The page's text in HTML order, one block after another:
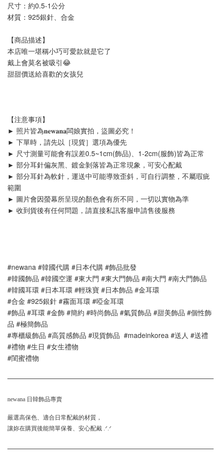
尺寸：約0.5-1公分
材質：925銀針、合金
【商品描述】
本店唯一堪稱小巧可愛款就是它了
戴上會莫名被吸引😂
甜甜價送給喜歡的女孩兒
【注意事項】
► 照片皆為𝐧𝐞𝐰𝐚𝐧𝐚闆娘實拍，盜圖必究！
► 下單時，請先以［現貨］選項為優先
► 尺寸測量可能會有誤差0.5~1cm(飾品)、1-2cm(服飾)皆為正常
► 部分耳針偏灰黑、鍍金剝落皆為正常現象，可安心配戴
► 部分耳針為軟針，運送中可能導致歪斜，可自行調整，不屬瑕疵
範圍
► 圖片會因螢幕所呈現的顏色會有所不同，一切以實物為準
► 收到貨後有任何問題，請直接私訊客服申請售後服務
#newana #韓國代購 #日本代購 #飾品批發
#韓國飾品 #韓國空運 #東大門 #東大門飾品 #南大門 #南大門飾品
#韓國耳環 #日本耳環 #輕珠寶 #日本飾品 #金耳環
#合金 #925銀針 #霧面耳環 #啞金耳環
#飾品 #耳環 #金飾 #簡約 #時尚飾品 #氣質飾品 #甜美飾品 #個性飾
品 #極簡飾品
#專櫃級飾品 #高質感飾品 #現貨飾品  #madeinkorea #送人 #送禮
#禮物 #生日 #女生禮物
#閨蜜禮物
newana 日韓飾品專賣
嚴選高保色、適合日常配戴的材質，
讓妳在購買後能簡單保養、安心配戴 .ᐟ.ᐟ